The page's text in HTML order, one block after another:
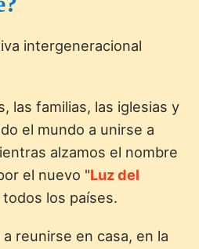
intergeneracional
las familias, las iglesias y
el mundo a unirse a
alzamos el nombre
el nuevo "Luz del
todos los países.
reunirse en casa, en la